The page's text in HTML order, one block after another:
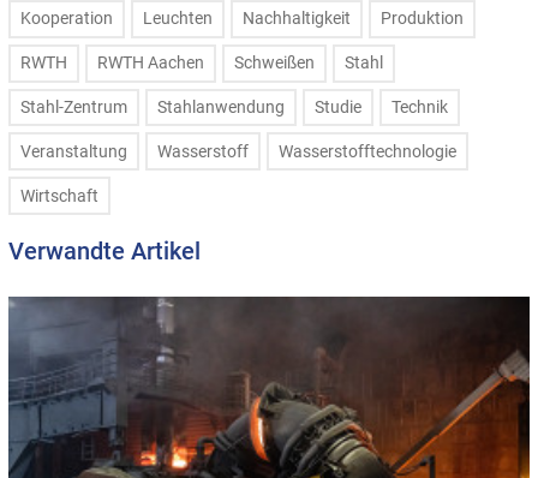
Kooperation Leuchten Nachhaltigkeit Produktion
RWTH RWTH Aachen Schweißen Stahl
Stahl-Zentrum Stahlanwendung Studie Technik
Veranstaltung Wasserstoff Wasserstofftechnologie
Wirtschaft
Verwandte Artikel